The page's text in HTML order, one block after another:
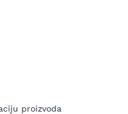
proizvoda